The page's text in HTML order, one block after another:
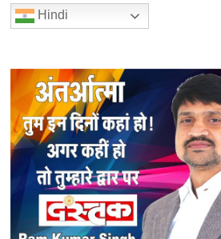
Hindi